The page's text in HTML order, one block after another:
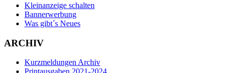
Kleinanzeige schalten
Bannerwerbung
Was gibt´s Neues
ARCHIV
Kurzmeldungen Archiv